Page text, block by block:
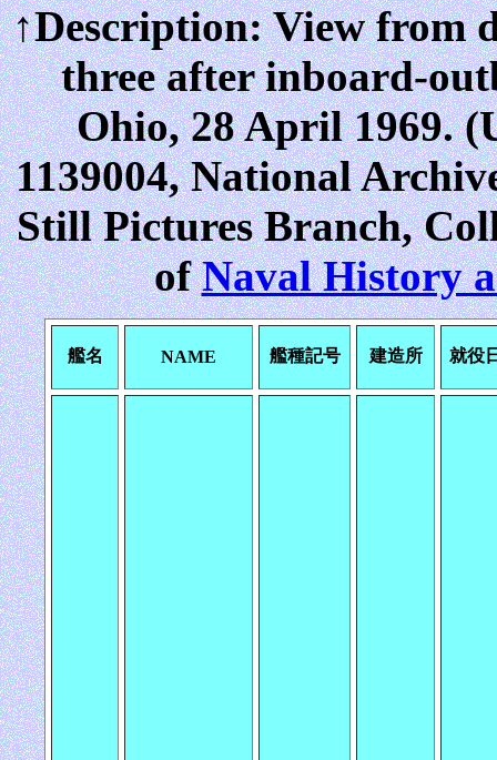
↑Description: View from
three after inboard-
Ohio, 28 April 1969.
1139004, National
Still Pictures Branch,
ofNaval History
艦名 NAME 艦種記号 建造所 就役